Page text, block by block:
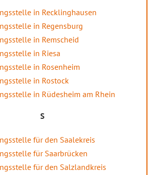
in Recklinghausen
in Regensburg
in Remscheid
in Riesa
in Rosenheim
in Rostock
in Rüdesheim am Rhein
S
für den Saalekreis
für Saarbrücken
für den Salzlandkreis